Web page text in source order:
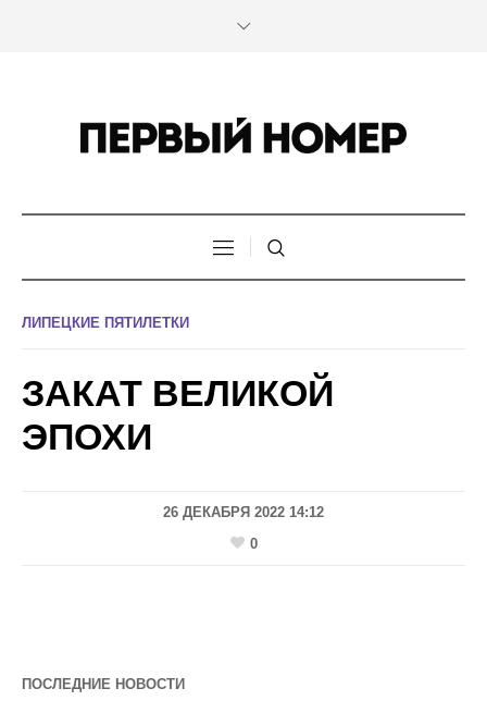
ЛИПЕЦКИЕ ПЯТИЛЕТКИ
ЗАКАТ ВЕЛИКОЙ
ЭПОХИ
26 ДЕКАБРЯ 2022 14:12
0
ПОСЛЕДНИЕ НОВОСТИ